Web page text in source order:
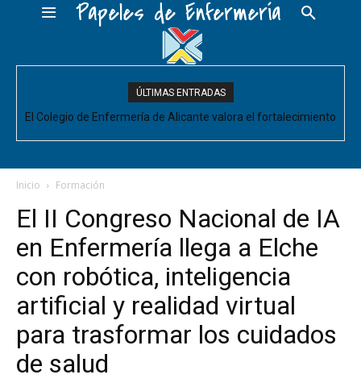
Papeles de Enfermería
ÚLTIMAS ENTRADAS
El Colegio de Enfermería de Alicante valora el fortalecimiento
acompañe de decisiones estructurales para...
El Colegio de Enfermería de Alicante pide negociar para
y CESM-CV
Inicio Formación
El II Congreso Nacional de IA
en Enfermería llega a Elche
con robótica, inteligencia
artificial y realidad virtual
para trasformar los cuidados
de salud